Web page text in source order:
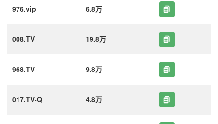
976.vip 6.8万
008.TV 19.8万
968.TV 9.8万
017.TV-Q 4.8万